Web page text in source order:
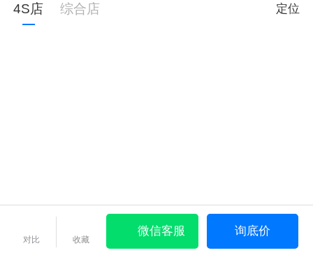
4S店 综合店 定位
对比 收藏
微信客服 询底价